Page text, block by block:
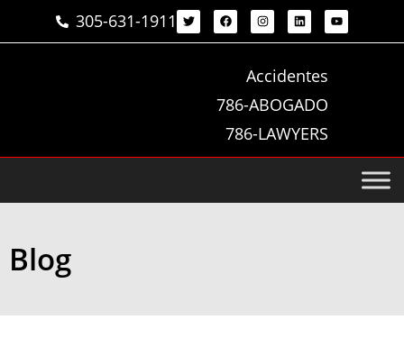
305-631-1911
Accidentes
786-ABOGADO
786-LAWYERS
Blog